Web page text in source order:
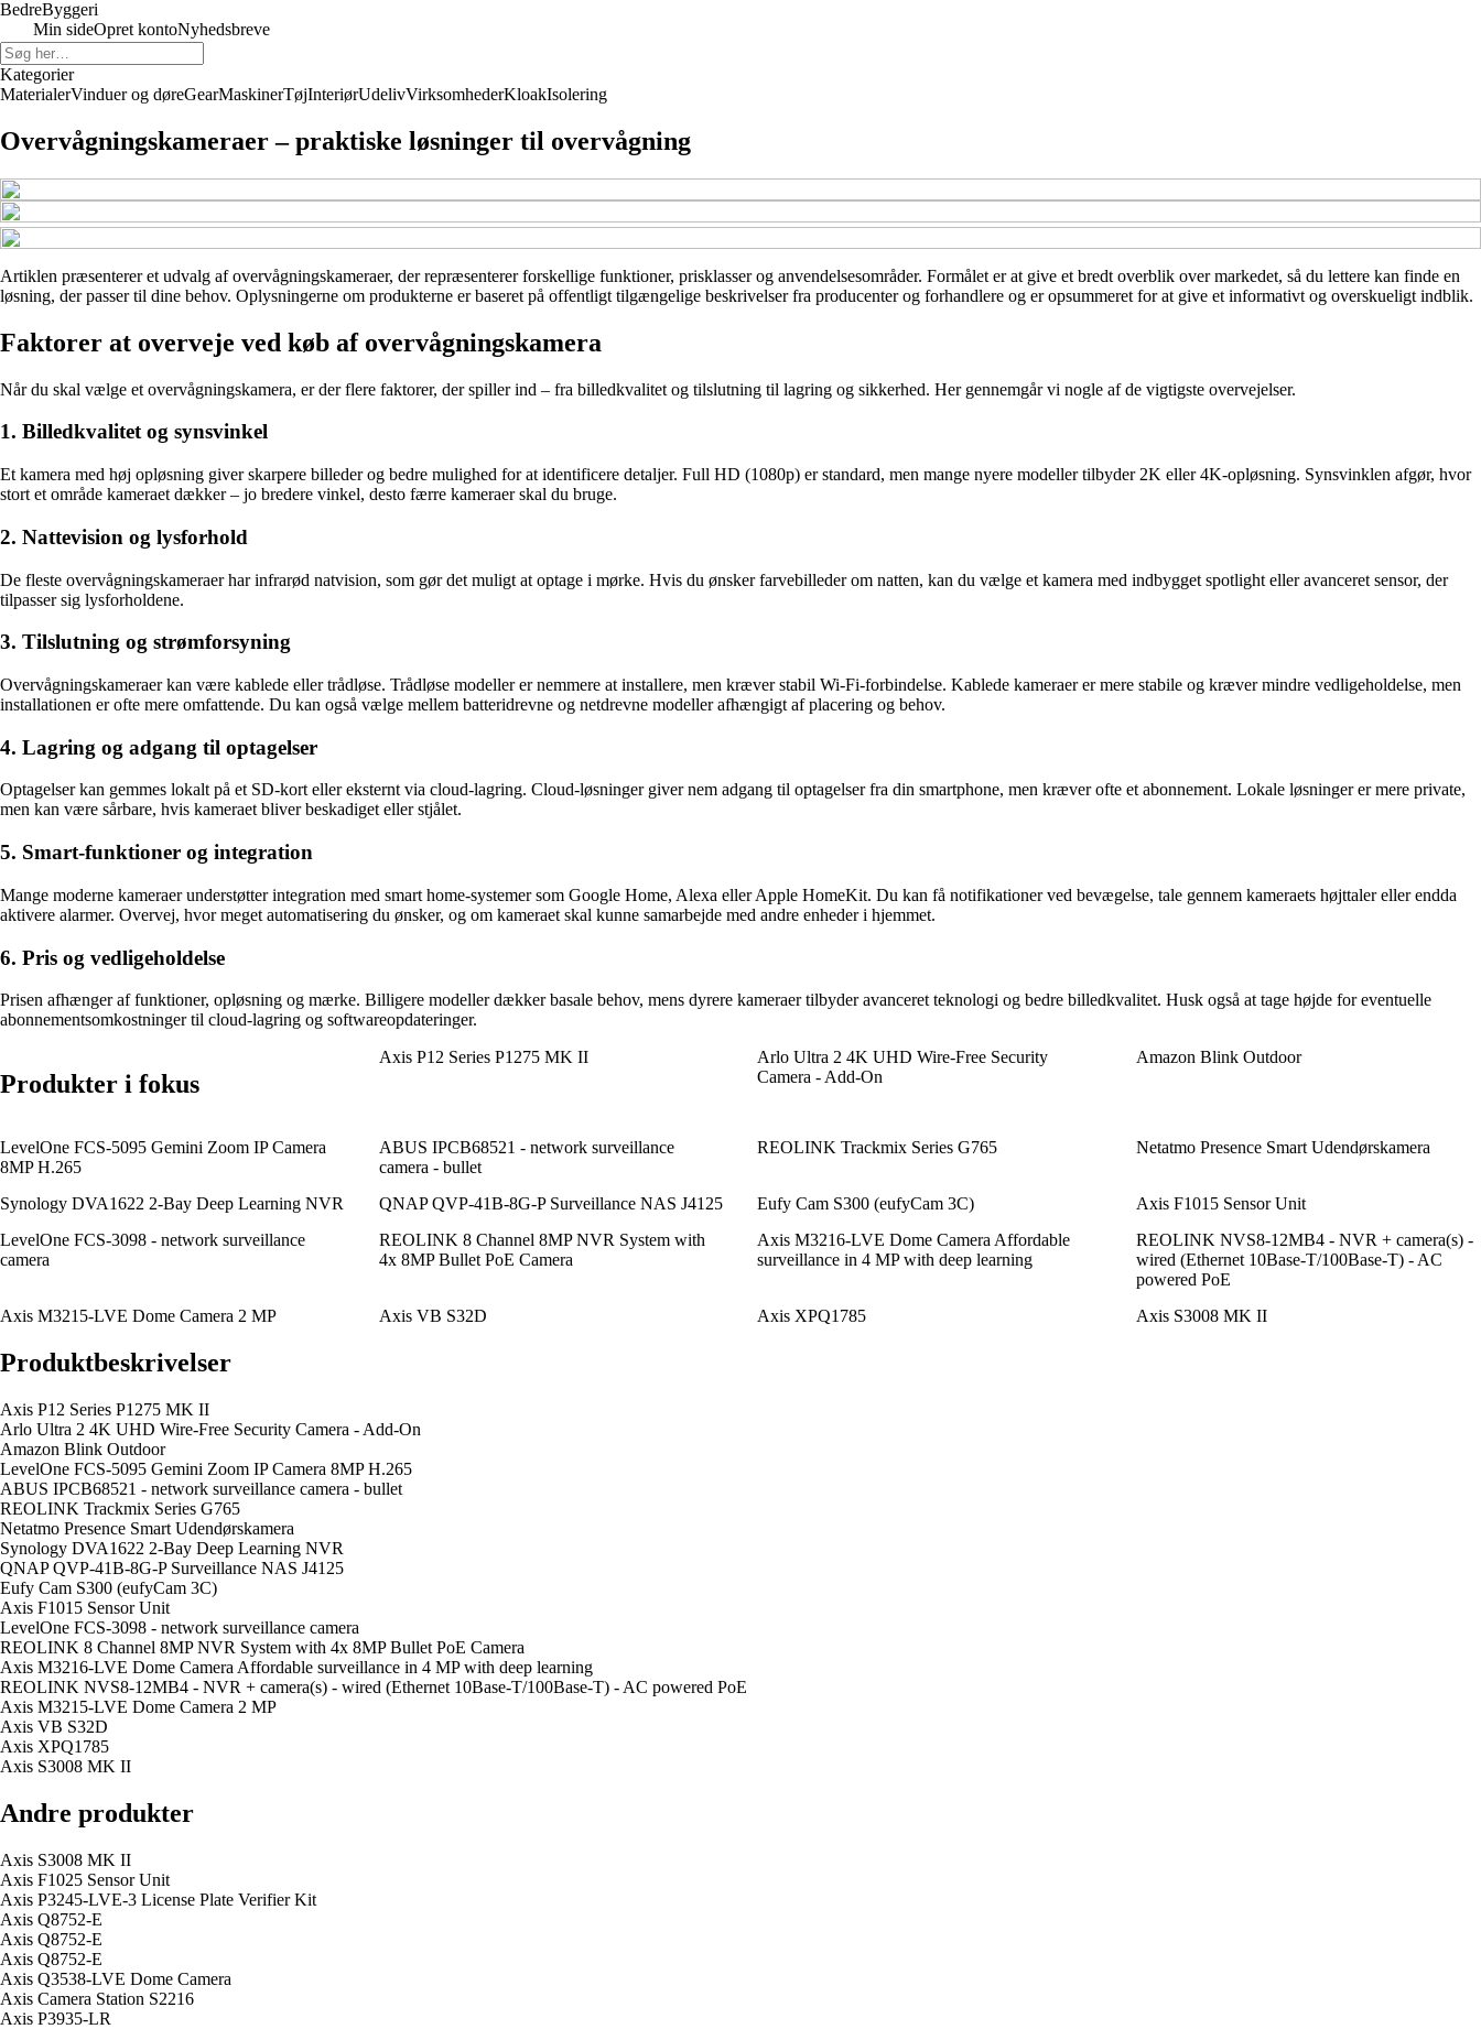
BedreByggeri
Min sideOpret kontoNyhedsbreve
Kategorier
MaterialerVinduer og døreGearMaskinerTøjInteriørUdelivVirksomhederKloakIsolering
Overvågningskameraer – praktiske løsninger til overvågning
Artiklen præsenterer et udvalg af overvågningskameraer, der repræsenterer forskellige funktioner, prisklasser og anvendelsesområder. Formålet er at give et bredt overblik over markedet, så du lettere kan finde en
løsning, der passer til dine behov. Oplysningerne om produkterne er baseret på offentligt tilgængelige beskrivelser fra producenter og forhandlere og er opsummeret for at give et informativt og overskueligt indblik.
Faktorer at overveje ved køb af overvågningskamera
Når du skal vælge et overvågningskamera, er der flere faktorer, der spiller ind – fra billedkvalitet og tilslutning til lagring og sikkerhed. Her gennemgår vi nogle af de vigtigste overvejelser.
1. Billedkvalitet og synsvinkel
Et kamera med høj opløsning giver skarpere billeder og bedre mulighed for at identificere detaljer. Full HD (1080p) er standard, men mange nyere modeller tilbyder 2K eller 4K-opløsning. Synsvinklen afgør, hvor
stort et område kameraet dækker – jo bredere vinkel, desto færre kameraer skal du bruge.
2. Nattevision og lysforhold
De fleste overvågningskameraer har infrarød natvision, som gør det muligt at optage i mørke. Hvis du ønsker farvebilleder om natten, kan du vælge et kamera med indbygget spotlight eller avanceret sensor, der
tilpasser sig lysforholdene.
3. Tilslutning og strømforsyning
Overvågningskameraer kan være kablede eller trådløse. Trådløse modeller er nemmere at installere, men kræver stabil Wi-Fi-forbindelse. Kablede kameraer er mere stabile og kræver mindre vedligeholdelse, men
installationen er ofte mere omfattende. Du kan også vælge mellem batteridrevne og netdrevne modeller afhængigt af placering og behov.
4. Lagring og adgang til optagelser
Optagelser kan gemmes lokalt på et SD-kort eller eksternt via cloud-lagring. Cloud-løsninger giver nem adgang til optagelser fra din smartphone, men kræver ofte et abonnement. Lokale løsninger er mere private,
men kan være sårbare, hvis kameraet bliver beskadiget eller stjålet.
5. Smart-funktioner og integration
Mange moderne kameraer understøtter integration med smart home-systemer som Google Home, Alexa eller Apple HomeKit. Du kan få notifikationer ved bevægelse, tale gennem kameraets højttaler eller endda
aktivere alarmer. Overvej, hvor meget automatisering du ønsker, og om kameraet skal kunne samarbejde med andre enheder i hjemmet.
6. Pris og vedligeholdelse
Prisen afhænger af funktioner, opløsning og mærke. Billigere modeller dækker basale behov, mens dyrere kameraer tilbyder avanceret teknologi og bedre billedkvalitet. Husk også at tage højde for eventuelle
abonnementsomkostninger til cloud-lagring og softwareopdateringer.
Produkter i fokus
Axis P12 Series P1275 MK II
Arlo Ultra 2 4K UHD Wire-Free Security
Camera - Add-On
Amazon Blink Outdoor
LevelOne FCS-5095 Gemini Zoom IP Camera
8MP H.265
ABUS IPCB68521 - network surveillance
camera - bullet
REOLINK Trackmix Series G765 Netatmo Presence Smart Udendørskamera
Synology DVA1622 2-Bay Deep Learning NVR QNAP QVP-41B-8G-P Surveillance NAS J4125 Eufy Cam S300 (eufyCam 3C)
Axis F1015 Sensor Unit
LevelOne FCS-3098 - network surveillance
camera
REOLINK 8 Channel 8MP NVR System with
4x 8MP Bullet PoE Camera
Axis M3216-LVE Dome Camera Affordable
surveillance in 4 MP with deep learning
REOLINK NVS8-12MB4 - NVR + camera(s) -
wired (Ethernet 10Base-T/100Base-T) - AC
powered PoE
Axis M3215-LVE Dome Camera 2 MP
Axis VB S32D Axis XPQ1785 Axis S3008 MK II
Produktbeskrivelser
Axis P12 Series P1275 MK II
Arlo Ultra 2 4K UHD Wire-Free Security Camera - Add-On
Amazon Blink Outdoor
LevelOne FCS-5095 Gemini Zoom IP Camera 8MP H.265
ABUS IPCB68521 - network surveillance camera - bullet
REOLINK Trackmix Series G765
Netatmo Presence Smart Udendørskamera
Synology DVA1622 2-Bay Deep Learning NVR
QNAP QVP-41B-8G-P Surveillance NAS J4125
Eufy Cam S300 (eufyCam 3C)
Axis F1015 Sensor Unit
LevelOne FCS-3098 - network surveillance camera
REOLINK 8 Channel 8MP NVR System with 4x 8MP Bullet PoE Camera
Axis M3216-LVE Dome Camera Affordable surveillance in 4 MP with deep learning
REOLINK NVS8-12MB4 - NVR + camera(s) - wired (Ethernet 10Base-T/100Base-T) - AC powered PoE
Axis M3215-LVE Dome Camera 2 MP
Axis VB S32D
Axis XPQ1785
Axis S3008 MK II
Andre produkter
Axis S3008 MK II
Axis F1025 Sensor Unit
Axis P3245-LVE-3 License Plate Verifier Kit
Axis Q8752-E
Axis Q8752-E
Axis Q8752-E
Axis Q3538-LVE Dome Camera
Axis Camera Station S2216
Axis P3935-LR